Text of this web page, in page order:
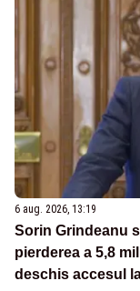
6 aug. 2026, 13:19
Sorin Grindeanu
pierderea a 5,8
deschis accesul